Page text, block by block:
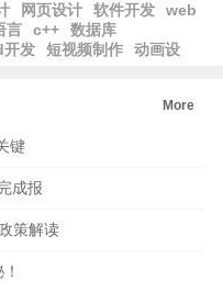
网页设计 软件开发
web
言 c++
数据库
发 短视频制作
动画设
More
键
成报
策解读